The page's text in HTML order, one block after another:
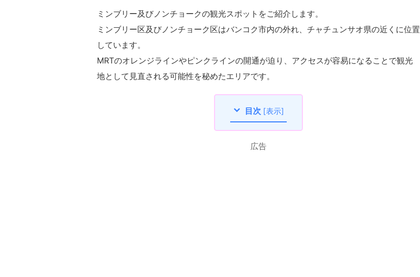
ミンブリー及びノンチョークの観光スポットをご紹介します。
ミンブリー区及びノンチョーク区はバンコク市内の外れ、チャチュンサオ県の近くに位置
しています。
MRTのオレンジラインやピンクラインの開通が迫り、アクセスが容易になることで観光
地として見直される可能性を秘めたエリアです。
目次 [表示]
広告